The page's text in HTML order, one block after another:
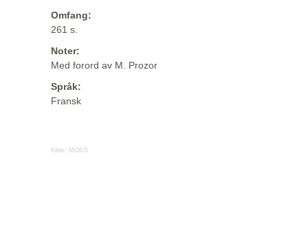
Omfang:
261 s.
Noter:
Med forord av M. Prozor
Språk:
Fransk
Kilde: MODS